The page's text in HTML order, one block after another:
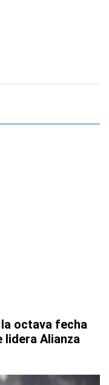
octava fecha
lidera Alianza